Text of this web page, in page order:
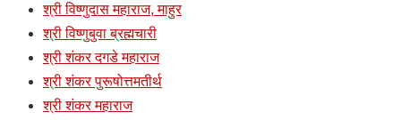
श्री विष्णुदास महाराज, माहुर
श्री विष्णुबुवा ब्रह्मचारी
श्री शंकर दगडे महाराज
श्री शंकर पुरूषोत्तमतीर्थ
श्री शंकर महाराज